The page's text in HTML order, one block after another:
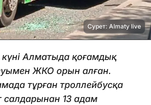
Сурет: Almaty live
күні Алматыда қоғамдық
ЖКО орын алған.
тұрған троллейбусқа
салдарынан 13 адам